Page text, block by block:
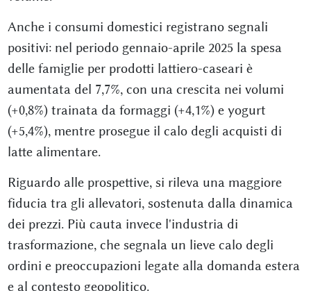
Anche i consumi domestici registrano segnali
positivi: nel periodo gennaio-aprile 2025 la spesa
delle famiglie per prodotti lattiero-caseari è
aumentata del 7,7%, con una crescita nei volumi
(+0,8%) trainata da formaggi (+4,1%) e yogurt
(+5,4%), mentre prosegue il calo degli acquisti di
latte alimentare.
Riguardo alle prospettive, si rileva una maggiore
fiducia tra gli allevatori, sostenuta dalla dinamica
dei prezzi. Più cauta invece l'industria di
trasformazione, che segnala un lieve calo degli
ordini e preoccupazioni legate alla domanda estera
e al contesto geopolitico.